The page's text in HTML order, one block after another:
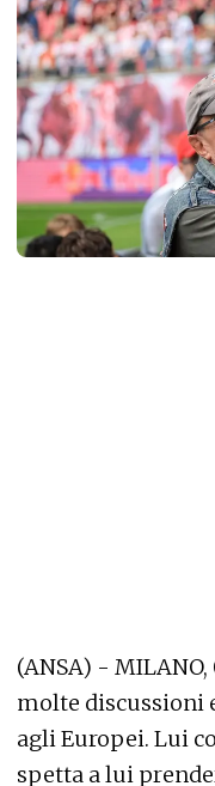
(ANSA) -
molte discussioni
agli Europei. Lui
spetta a lui